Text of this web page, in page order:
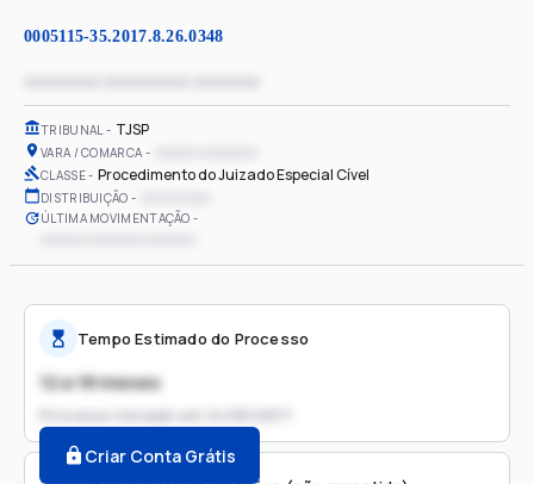
0005115-35.2017.8.26.0348
TRIBUNAL TJSP
VARA / COMARCA
CLASSE Procedimento do Juizado Especial Cível
DISTRIBUIÇÃO
ÚLTIMA MOVIMENTAÇÃO
Tempo Estimado do Processo
12 a 18 meses
Processo iniciado em
Criar Conta Grátis